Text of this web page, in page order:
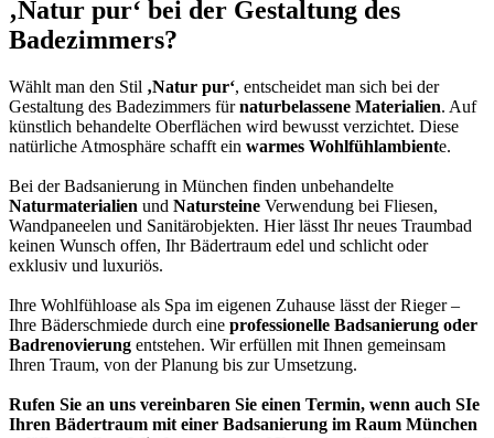
‚Natur pur‘ bei der Gestaltung des
Badezimmers?
Wählt man den Stil ‚Natur pur‘, entscheidet man sich bei der
Gestaltung des Badezimmers fürnaturbelassene Materialien. Auf
künstlich behandelte Oberflächen wird bewusst verzichtet. Diese
natürliche Atmosphäre schafft ein warmes Wohlfühlambiente.
Bei der Badsanierung in München finden unbehandelte
Naturmaterialien und Natursteine Verwendung bei Fliesen,
Wandpaneelen und Sanitärobjekten. Hier lässt Ihr neues Traumbad
keinen Wunsch offen, Ihr Bädertraum edel und schlicht oder
exklusiv und luxuriös.
Ihre Wohlfühloase als Spa im eigenen Zuhause lässt der Rieger –
Ihre Bäderschmiede durch eine professionelle Badsanierung oder
Badrenovierung entstehen. Wir erfüllen mit Ihnen gemeinsam
Ihren Traum, von der Planung bis zur Umsetzung.
Rufen Sie an uns vereinbaren Sie einen Termin, wenn auch SIe
Ihren Bädertraum mit einer Badsanierung im Raum München